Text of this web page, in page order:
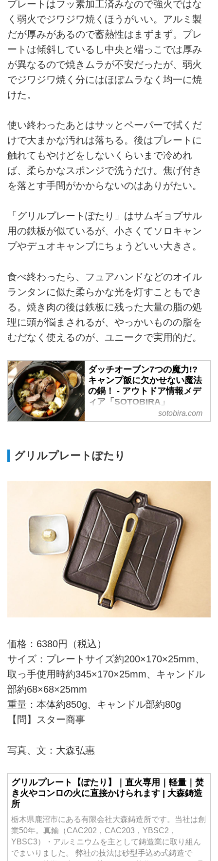
プレートはフッ素加工済みなので強火ではな
く弱火でジワジワ焼くほうがいい。アルミ製
だが厚みがあるので蓄熱性はまずまず。プレ
ートは傾斜しているし中央と端っこでは厚み
が異なるので焼きムラが不安だったが、弱火
でジワジワ焼く分にはほぼムラなく均一に焼
けた。
使い終わったあとはサッとペーパーで拭くだ
けで大まかな汚れは落ちる。後はプレートに
触れてもやけどをしないくらいまで冷めれ
ば、柔らかなスポンジで洗うだけ。焦げ付き
を落とす手間がかからないのはありがたい。
「グリルプレートぽたり」はサムギョプサル
用の鉄板が似ているが、小さくてソロキャン
プやデュオキャンプにちょうどいい大きさ。
食べ終わったら、フュアハンドなどのオイル
ランタンに似た柔らかな光を灯すこともでき
る。焼き肉の後は鉄板に残った大量の脂の処
理に頭が悩まされるが、やっかいものの脂を
むだなく使えるのが、ユニークで実用的だ。
ダッチオーブン7つの魔力!?
キャンプ飯に欠かせない魔法
の鍋！ - アウトドア情報メデ
ィア「SOTOBIRA」
【概要】ダッチオーブンの７つの
しくする魔法の鍋・ダッチオーブ
ンだからこそ、できることとは？
トディレクター・石橋拓土さん。
sotobira.com
グリルプレートぽたり
価格：6380円（税込）
サイズ：プレートサイズ約200×170×25mm、
取っ手使用時約345×170×25mm、キャンドル
部約68×68×25mm
重量：本体約850g、キャンドル部約80g
【問】スター商事
写真、文：大森弘惠
グリルプレート【ぽたり】｜直火専用｜軽量｜焚
き火やコンロの火に直接かけられます | 大森鋳造
所
栃木県鹿沼市にある有限会社大森鋳造所です。当社は創
業50年。真鍮（CAC202，CAC203，YBSC2，
YBSC3）・アルミニウムを主として鋳造業に取り組ん
でまいりました。 弊社の技法は砂型手込め式鋳造で